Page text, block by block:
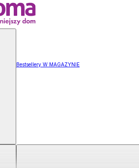
Bestsellery W MAGAZYNIE